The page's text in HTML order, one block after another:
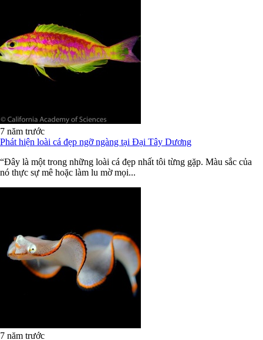
7 năm trước
Phát hiện loài cá đẹp ngỡ ngàng tại Đại Tây Dương
“Đây là một trong những loài cá đẹp nhất tôi từng gặp. Màu sắc của
nó thực sự mê hoặc làm lu mờ mọi...
7 năm trước